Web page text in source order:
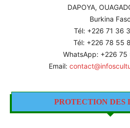
DAPOYA,
Burkina
Tél: +226 71 36
Tél: +226 78 55
WhatsApp: +226 75
Email:
PROTECTION DES